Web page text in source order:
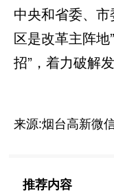
中央和省委、
区是改革主阵地
招”，着力破解
来源:烟台高新微
推荐内容